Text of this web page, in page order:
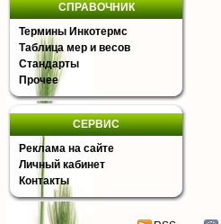
СПРАВОЧНИК
Термины Инкотермс
Таблица мер и весов
Стандарты
Прочее
СЕРВИС
Реклама на сайте
Личный кабинет
Контакты